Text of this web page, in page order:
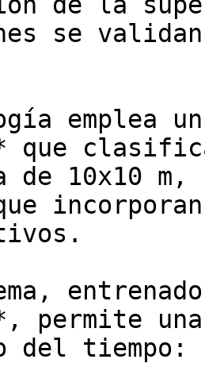
se
emplea
que
de 10x10 m,
permite
del tiempo: